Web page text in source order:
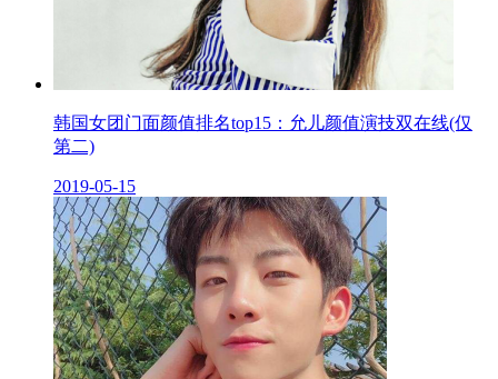
韩国女团门面颜值排名top15：允儿颜值演技双在线(仅
第二)
2019-05-15